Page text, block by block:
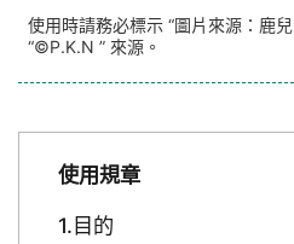
使用時請務必標示 “圖片來源：鹿
“©P.K.N ” 來源。
使用規章
目的